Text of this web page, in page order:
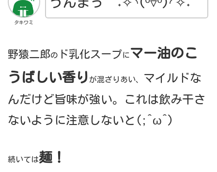
タキワミ
野猿二郎の ド乳化スープにマー油のこ
うばしい香り が混ざりあい、
マイルドな
んだけど旨味が強い。これは飲み干さ
ないように注意しないと(;^ω^)
続いては麺！